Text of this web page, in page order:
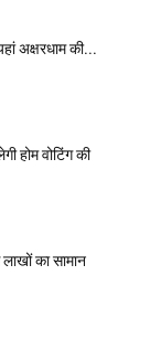
अक्षरधाम की...
होम वोटिंग की
का सामान